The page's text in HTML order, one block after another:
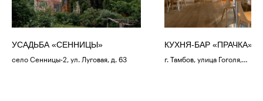
УСАДЬБА «СЕННИЦЫ»
село Сенницы-2, ул. Луговая, д. 63
КУХНЯ-БАР «ПРАЧКА»
г. Тамбов, улица Гоголя,